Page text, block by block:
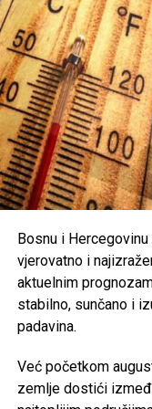
Zbog ekstremno
građane na dodatni
hidratacija,
najtoplijem dijelu
zaštita od direktnog
Poseban oprez
hroničnim
uz preporuku da se
moguće, borave u
najtoplijeg dijela dana.
Share
Share
Bosnu i
vjerovatno i
aktuelnim
stabilno, sunčano i
padavina.
Već početkom
zemlje dostići